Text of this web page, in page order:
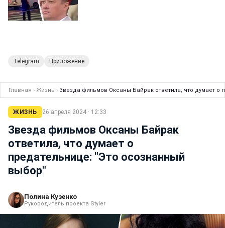
Telegram Приложение
Главная › Жизнь › Звезда фильмов Оксаны Байрак ответила, что думает о
ЖИЗНЬ 26 апреля 2024 · 12:33
Звезда фильмов Оксаны Байрак
ответила, что думает о
предательнице: "Это осознанный
выбор"
Полина Кузенко
Руководитель проекта Styler